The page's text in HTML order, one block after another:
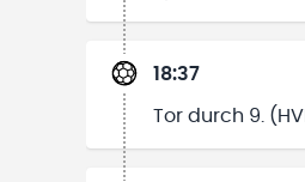
18:37
Tor durch 9.